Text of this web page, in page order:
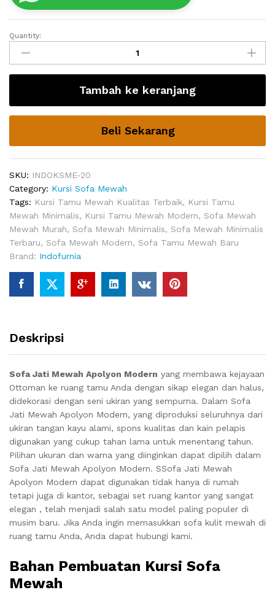
Sofa
Jati
Mewah
Apolyon
quantity
Quantity:
Tambah ke keranjang
Beli Sekarang
SKU: INDOKSME-20
Category: Kursi Sofa Mewah
Tags: Kursi Tamu Mewah Kualitas Terbaik, Kursi Tamu
Mewah Minimalis, Kursi Tamu Mewah Modern, Sofa Mewah
Mewah Murah, Sofa Mewah Minimalis, Sofa Mewah Minimalis
Terbaru, Sofa Mewah Modern, Sofa Tamu Mewah Baru
Brand: Indofurnia
Deskripsi
Sofa Jati Mewah Apolyon Modern yang membawa kejayaan
Ottoman ke ruang tamu Anda dengan sikap elegan dan halus,
didekorasi dengan seni ukiran yang sempurna. Dalam Sofa
Jati Mewah Apolyon Modern, yang diproduksi seluruhnya dari
ukiran tangan kayu alami, spons kualitas dan kain pelapis
digunakan yang cukup tahan lama untuk menentang tahun.
Pilihan ukuran dan warna yang diinginkan dapat dipilih dalam
Sofa Jati Mewah Apolyon Modern. SSofa Jati Mewah
Apolyon Modern dapat digunakan tidak hanya di rumah
tetapi juga di kantor, sebagai set ruang kantor yang sangat
elegan , telah menjadi salah satu model paling populer di
musim baru. Jika Anda ingin memasukkan sofa kulit mewah di
ruang tamu Anda, Anda dapat hubungi kami.
Bahan Pembuatan Kursi Sofa
Mewah